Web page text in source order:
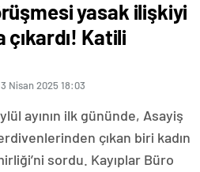
yasak ilişkiyi
Katili
Nisan 2025 18:03
ayının ilk gününde, Asayiş
çıkan biri kadın
sordu. Kayıplar Büro